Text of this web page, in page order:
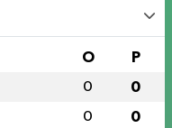
O P
0 0
0 0